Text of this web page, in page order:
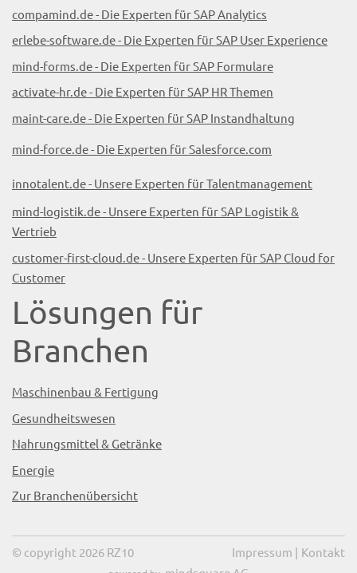
compamind.de - Die Experten für SAP Analytics
erlebe-software.de - Die Experten für SAP User Experience
mind-forms.de - Die Experten für SAP Formulare
activate-hr.de - Die Experten für SAP HR Themen
maint-care.de - Die Experten für SAP Instandhaltung
mind-force.de - Die Experten für Salesforce.com
innotalent.de - Unsere Experten für Talentmanagement
mind-logistik.de - Unsere Experten für SAP Logistik &
Vertrieb
customer-first-cloud.de - Unsere Experten für SAP Cloud for
Customer
Lösungen für
Branchen
Maschinenbau & Fertigung
Gesundheitswesen
Nahrungsmittel & Getränke
Energie
Zur Branchenübersicht
© copyright 2026 RZ10 Impressum | Kontakt